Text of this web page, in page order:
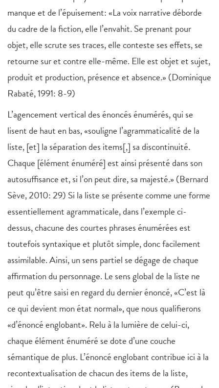
manque et de l’épuisement: «La voix narrative déborde
du cadre de la fiction, elle l’envahit. Se prenant pour
objet, elle scrute ses traces, elle conteste ses effets, se
retourne sur et contre elle-même. Elle est objet et sujet,
produit et production, présence et absence.» (Dominique
Rabaté, 1991: 8-9)
L’agencement vertical des énoncés énumérés, qui se
lisent de haut en bas, «souligne l’agrammaticalité de la
liste, [et] la séparation des items[,] sa discontinuité.
Chaque [élément énuméré] est ainsi présenté dans son
autosuffisance et, si l’on peut dire, sa majesté.» (Bernard
Sève, 2010: 29) Si la liste se présente comme une forme
essentiellement agrammaticale, dans l’exemple ci-
dessus, chacune des courtes phrases énumérées est
toutefois syntaxique et plutôt simple, donc facilement
assimilable. Ainsi, un sens partiel se dégage de chaque
affirmation du personnage. Le sens global de la liste ne
peut qu’être saisi en regard du dernier énoncé, «C’est là
ce qui devient mon état normal», que nous qualifierons
«d’énoncé englobant». Relu à la lumière de celui-ci,
chaque élément énuméré se dote d’une couche
sémantique de plus. L’énoncé englobant contribue ici à la
recontextualisation de chacun des items de la liste,